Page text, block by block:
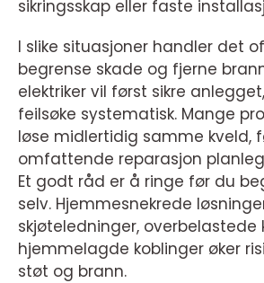
sikringsskap eller faste
I slike situasjoner handler det
begrense skade og fjerne
elektriker vil først sikre
feilsøke systematisk. Mange
løse midlertidig samme kveld,
omfattende reparasjon
Et godt råd er å ringe før du
selv. Hjemmesnekrede
skjøteledninger, overbelastede
hjemmelagde koblinger øker
støt og brann.